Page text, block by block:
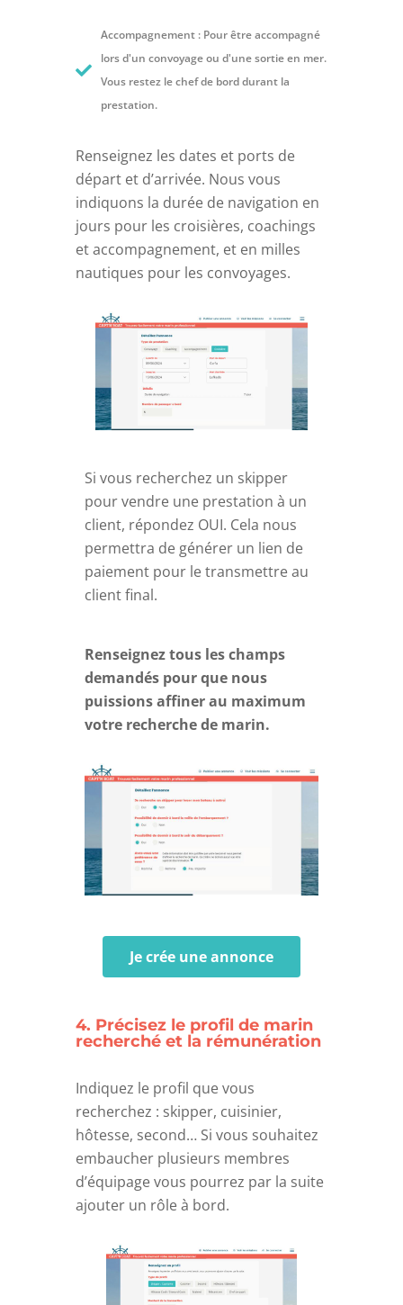
Accompagnement : Pour être accompagné
lors d'un convoyage ou d'une sortie en mer.
Vous restez le chef de bord durant la
prestation.
Renseignez les dates et ports de
départ et d’arrivée. Nous vous
indiquons la durée de navigation en
jours pour les croisières, coachings
et accompagnement, et en milles
nautiques pour les convoyages.
Si vous recherchez un skipper
pour vendre une prestation à un
client, répondez OUI. Cela nous
permettra de générer un lien de
paiement pour le transmettre au
client final.
Renseignez tous les champs
demandés pour que nous
puissions affiner au maximum
votre recherche de marin.
Je crée une annonce
4. Précisez le profil de marin
recherché et la rémunération
Indiquez le profil que vous
recherchez : skipper, cuisinier,
hôtesse, second… Si vous souhaitez
embaucher plusieurs membres
d’équipage vous pourrez par la suite
ajouter un rôle à bord.